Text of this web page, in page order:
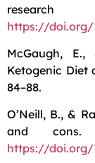
https://doi.org/
McGaugh,
Ketogenic Diet
84–88.
O’Neill, B., &
and cons.
https://doi.org/